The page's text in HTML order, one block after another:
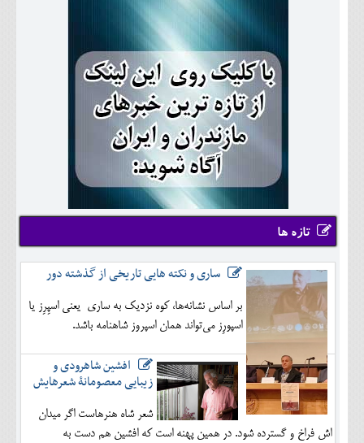
تازه ها
ساری و نکته هایی تاریخی از گذشته دور
بر اساس نشانه‌ها، کوه نزدیک به ساری یعنی اسپِرِز یا
اسپورِز می‌تواند همان اسپروز شاهنامه باشد.
افشین شاهرودی و
زیبایی معصومانۀ شعرهایش
شعر شاه هنرهاست اگر میدان
اش فراخ و گسترده شود. در همین پهنه است که افشین هم دست به